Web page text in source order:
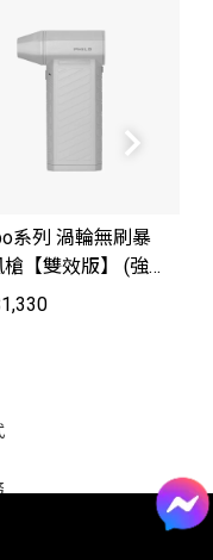
系列 渦輪無刷暴
槍【雙效版】 (強
/吹塵器/暴風機/除
1,330